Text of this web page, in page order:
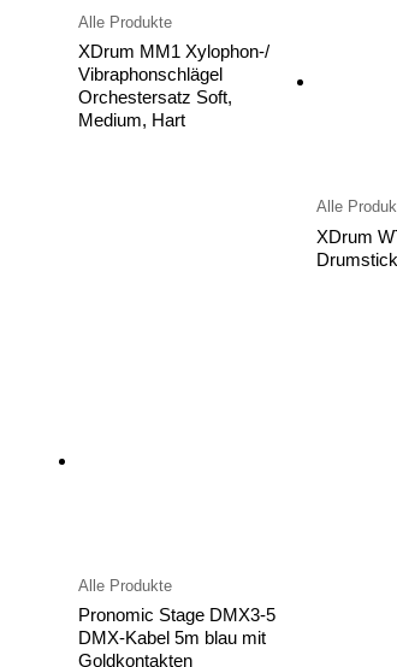
Alle Produkte
XDrum MM1 Xylophon-/
Vibraphonschlägel
Orchestersatz Soft,
Medium, Hart
Alle
XDrum
Alle Produkte
Pronomic Stage DMX3-5
DMX-Kabel 5m blau mit
Goldkontakten